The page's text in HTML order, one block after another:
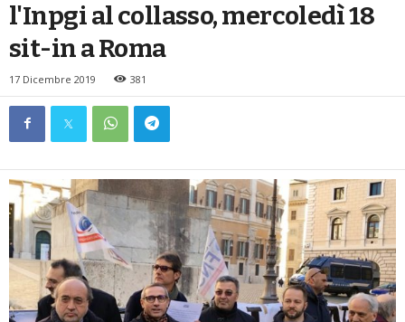
l'Inpgi al collasso, mercoledì 18
sit-in a Roma
17 Dicembre 2019 381